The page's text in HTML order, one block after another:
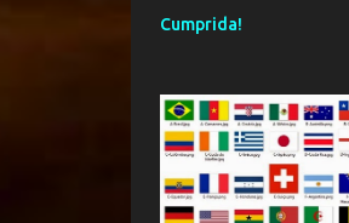
junho
abril
março
fevereiro
Cumprida!